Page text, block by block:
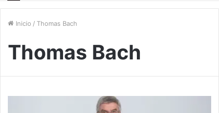
Inicio / Thomas Bach
Thomas Bach